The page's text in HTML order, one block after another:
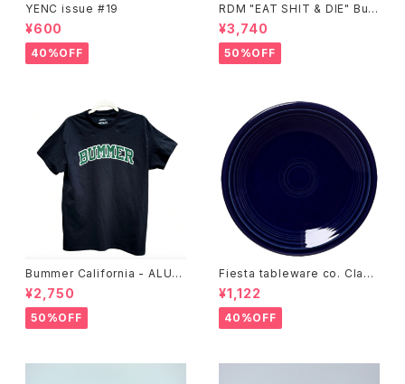
YENC issue #19
¥600
40%OFF
RDM "EAT SHIT & DIE" Buc
ket Hat
¥3,740
50%OFF
Bummer California - ALUM
T-SHIRT,black
¥2,750
50%OFF
Fiesta tableware co. Class
ic Rim 7-1/4 Inch Salad Pla
te
¥1,122
40%OFF